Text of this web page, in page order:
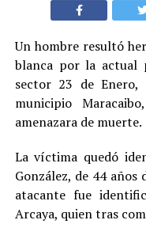
Un hombre resultó
blanca por la actual
sector 23 de
municipio
amenazara de muerte.
La víctima quedó
González, de 44
atacante fue
Arcaya, quien tras